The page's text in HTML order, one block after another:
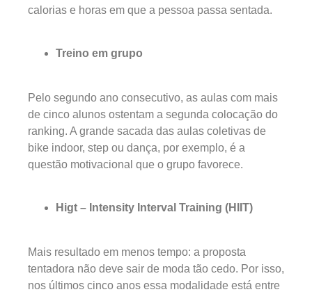
calorias e horas em que a pessoa passa sentada.
Treino em grupo
Pelo segundo ano consecutivo, as aulas com mais
de cinco alunos ostentam a segunda colocação do
ranking. A grande sacada das aulas coletivas de
bike indoor, step ou dança, por exemplo, é a
questão motivacional que o grupo favorece.
Higt – Intensity Interval Training (HIIT)
Mais resultado em menos tempo: a proposta
tentadora não deve sair de moda tão cedo. Por isso,
nos últimos cinco anos essa modalidade está entre